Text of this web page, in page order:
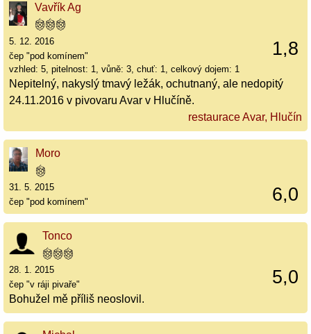
Vavřík Ag
1,8
5. 12. 2016
čep "pod komínem"
vzhled: 5, pitelnost: 1, vůně: 3, chuť: 1, celkový dojem: 1
Nepitelný, nakyslý tmavý ležák, ochutnaný, ale nedopitý
24.11.2016 v pivovaru Avar v Hlučíně.
restaurace Avar, Hlučín
Moro
6,0
31. 5. 2015
čep "pod komínem"
Tonco
5,0
28. 1. 2015
čep "v ráji pivaře"
Bohužel mě příliš neoslovil.